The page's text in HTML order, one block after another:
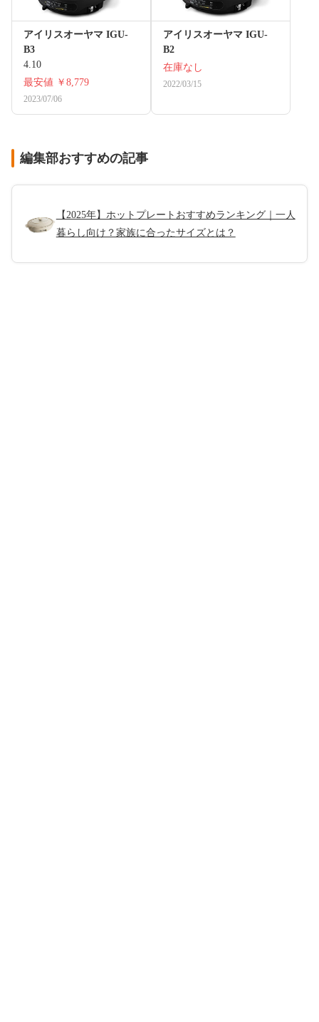
アイリスオーヤマ IGU-
B3
4.10
最安値 ￥8,779
2023/07/06
アイリスオーヤマ IGU-
B2
在庫なし
2022/03/15
編集部おすすめの記事
【2025年】ホットプレートおすすめランキング｜一人
暮らし向け？家族に合ったサイズとは？